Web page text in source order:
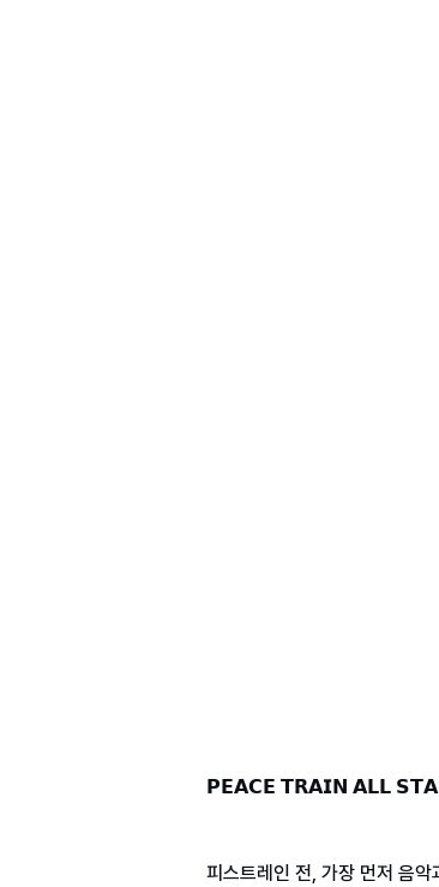
𝗣𝗘𝗔𝗖𝗘 𝗧𝗥𝗔𝗜𝗡 𝗔𝗟𝗟
피스트레인 전, 가장 먼저 음악